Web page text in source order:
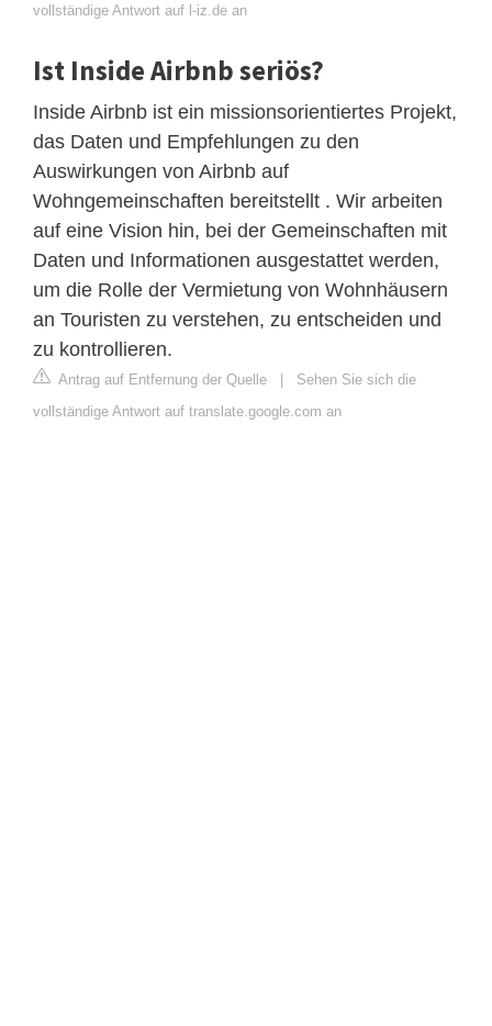
vollständige Antwort auf l-iz.de an
Ist Inside Airbnb seriös?
Inside Airbnb ist ein missionsorientiertes Projekt,
das Daten und Empfehlungen zu den
Auswirkungen von Airbnb auf
Wohngemeinschaften bereitstellt . Wir arbeiten
auf eine Vision hin, bei der Gemeinschaften mit
Daten und Informationen ausgestattet werden,
um die Rolle der Vermietung von Wohnhäusern
an Touristen zu verstehen, zu entscheiden und
zu kontrollieren.
Antrag auf Entfernung der Quelle | Sehen Sie sich die
vollständige Antwort auf translate.google.com an